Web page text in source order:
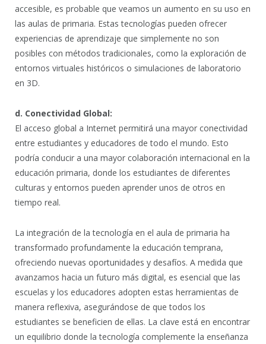
accesible, es probable que veamos un aumento en su uso en
las aulas de primaria. Estas tecnologías pueden ofrecer
experiencias de aprendizaje que simplemente no son
posibles con métodos tradicionales, como la exploración de
entornos virtuales históricos o simulaciones de laboratorio
en 3D.
d. Conectividad Global:
El acceso global a Internet permitirá una mayor conectividad
entre estudiantes y educadores de todo el mundo. Esto
podría conducir a una mayor colaboración internacional en la
educación primaria, donde los estudiantes de diferentes
culturas y entornos pueden aprender unos de otros en
tiempo real.
La integración de la tecnología en el aula de primaria ha
transformado profundamente la educación temprana,
ofreciendo nuevas oportunidades y desafíos. A medida que
avanzamos hacia un futuro más digital, es esencial que las
escuelas y los educadores adopten estas herramientas de
manera reflexiva, asegurándose de que todos los
estudiantes se beneficien de ellas. La clave está en encontrar
un equilibrio donde la tecnología complemente la enseñanza